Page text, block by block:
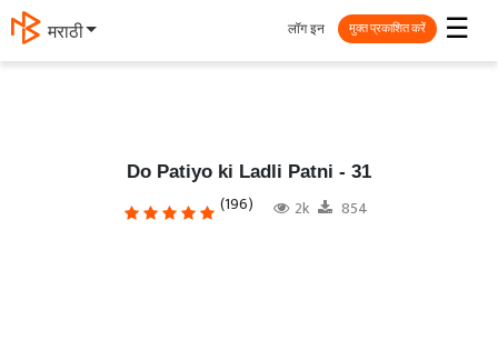
தமிழ் ☰
लॉग इन मुक्त प्रकाशित करें
Do Patiyo ki Ladli Patni - 31
(196) 2k 854